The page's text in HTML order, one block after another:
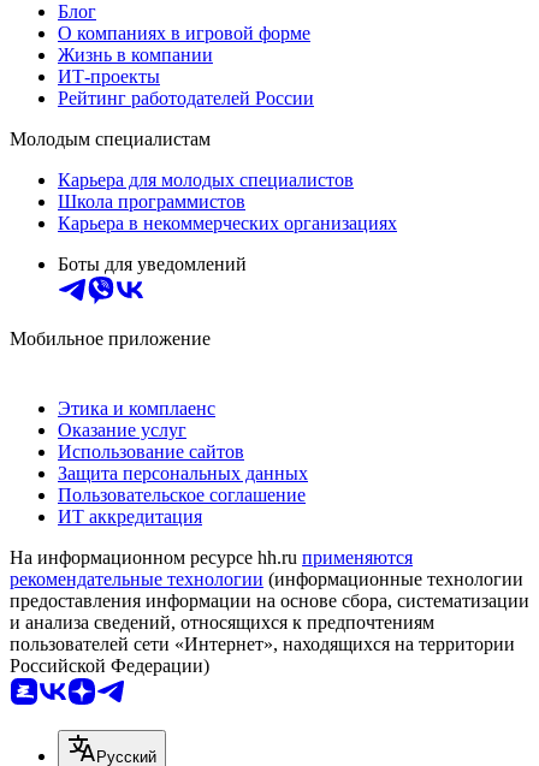
Блог
О компаниях в игровой форме
Жизнь в компании
ИТ-проекты
Рейтинг работодателей России
Молодым специалистам
Карьера для молодых специалистов
Школа программистов
Карьера в некоммерческих организациях
Боты для уведомлений
Мобильное приложение
Этика и комплаенс
Оказание услуг
Использование сайтов
Защита персональных данных
Пользовательское соглашение
ИТ аккредитация
На информационном ресурсе hh.ru применяются
рекомендательные технологии (информационные технологии
предоставления информации на основе сбора, систематизации
и анализа сведений, относящихся к предпочтениям
пользователей сети «Интернет», находящихся на территории
Российской Федерации)
Русский